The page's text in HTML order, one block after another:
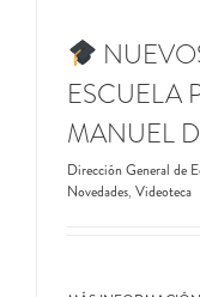
ESCUELA
MANUEL
Dirección General de
Novedades, Videoteca